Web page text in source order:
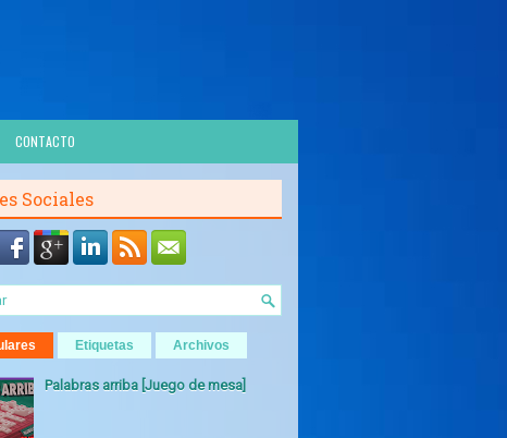
CONTACTO
Sociales
Etiquetas Archivos
Palabras arriba [Juego de mesa]